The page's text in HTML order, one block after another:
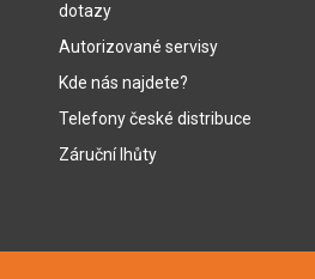
dotazy
Autorizované servisy
Kde nás najdete?
Telefony české distribuce
Záruční lhůty